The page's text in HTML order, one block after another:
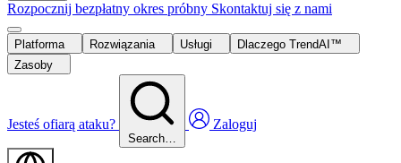
Rozpocznij bezpłatny okres próbny Skontaktuj się z nami
Platforma Rozwiązania Usługi
Dlaczego TrendAI™
Zasoby
Jesteś ofiarą ataku?
Search…
Zaloguj